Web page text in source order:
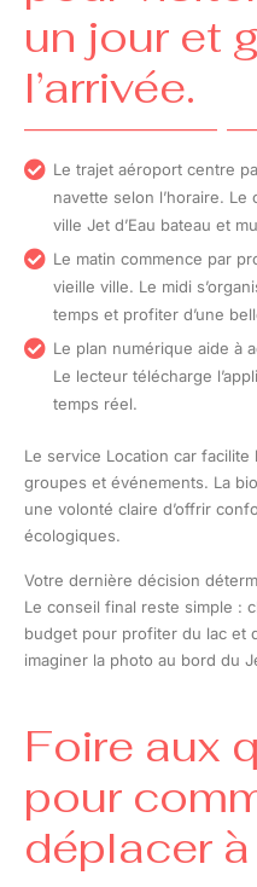
un jour et
l’arrivée.
Le trajet aéroport centre
navette selon l’horaire.
ville Jet d’Eau bateau et
Le matin commence par
vieille ville. Le midi
temps et profiter d’une
Le plan numérique aide à
Le lecteur télécharge
temps réel.
Le service Location car
groupes et événements. La
une volonté claire d’offrir
écologiques.
Votre dernière décision
Le conseil final reste simple :
budget pour profiter du lac et
imaginer la photo au bord du
Foire aux
pour
déplacer